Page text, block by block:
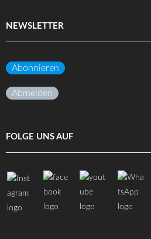
NEWSLETTER
Abonnieren
Abmelden
FOLGE UNS AUF